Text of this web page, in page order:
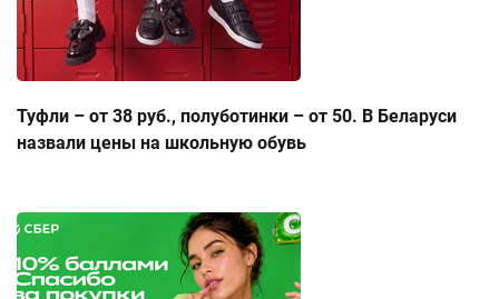
Туфли – от 38 руб., полуботинки – от 50. В Беларуси
назвали цены на школьную обувь